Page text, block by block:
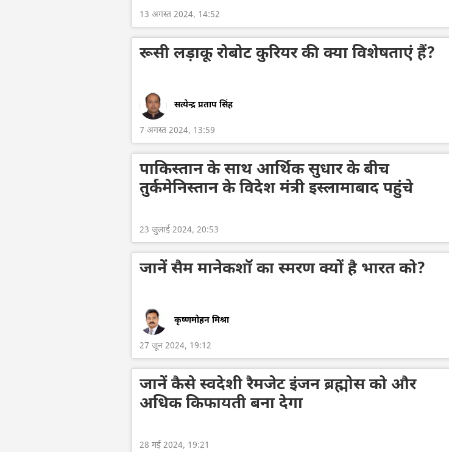
13 अगस्त 2024, 14:52
रूसी लड़ाकू रोबोट कुरियर की क्या विशेषताएं हैं?
सत्येन्द्र प्रताप सिंह
7 अगस्त 2024, 13:59
पाकिस्तान के साथ आर्थिक सुधार के बीच
तुर्कमेनिस्तान के विदेश मंत्री इस्लामाबाद पहुंचे
23 जुलाई 2024, 20:53
जानें सैम मानेकशॉ का स्मरण क्यों है भारत को?
कृष्णमोहन मिश्रा
27 जून 2024, 19:12
जानें कैसे स्वदेशी रैमजेट इंजन ब्रह्मोस को और
अधिक किफायती बना देगा
28 मई 2024, 19:21